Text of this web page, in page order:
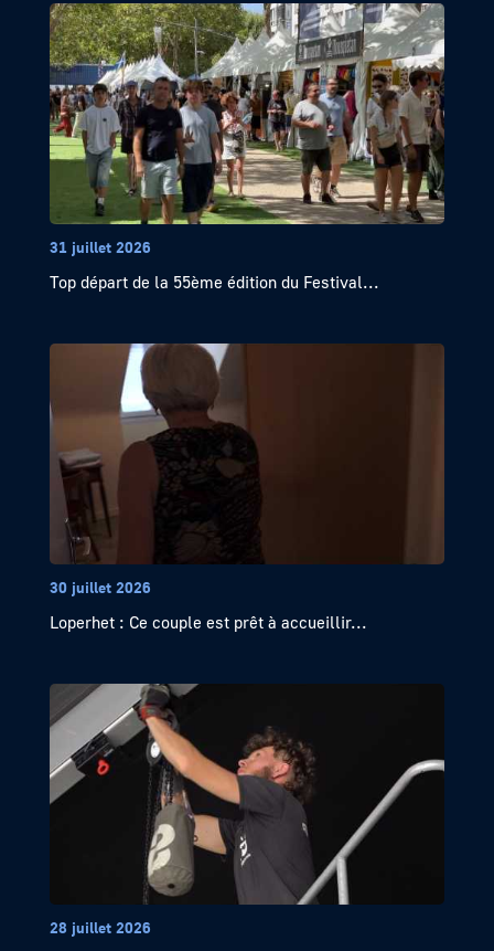
31 juillet 2026
Top départ de la 55ème édition du Festival...
30 juillet 2026
Loperhet : Ce couple est prêt à accueillir...
28 juillet 2026